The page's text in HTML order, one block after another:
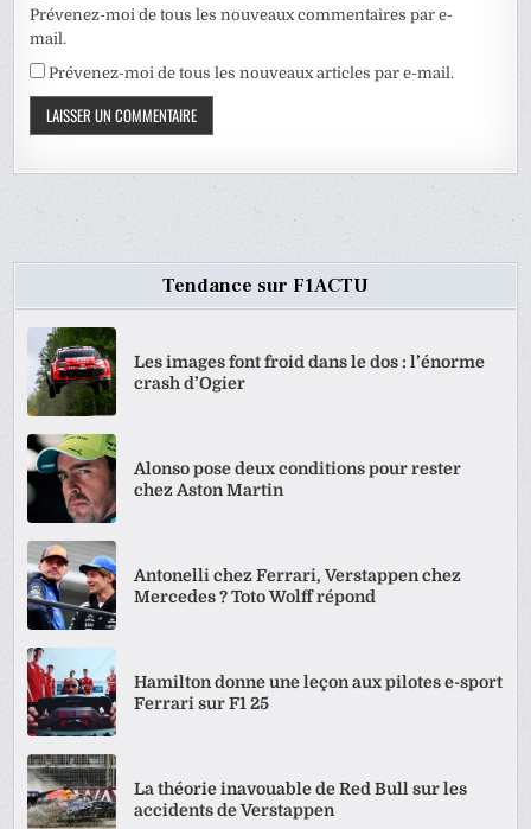
Prévenez-moi de tous les nouveaux commentaires par e-
mail.
Prévenez-moi de tous les nouveaux articles par e-mail.
Tendance sur F1ACTU
Les images font froid dans le dos : l’énorme
crash d’Ogier
Alonso pose deux conditions pour rester
chez Aston Martin
Antonelli chez Ferrari, Verstappen chez
Mercedes ? Toto Wolff répond
Hamilton donne une leçon aux pilotes e-sport
Ferrari sur F1 25
La théorie inavouable de Red Bull sur les
accidents de Verstappen